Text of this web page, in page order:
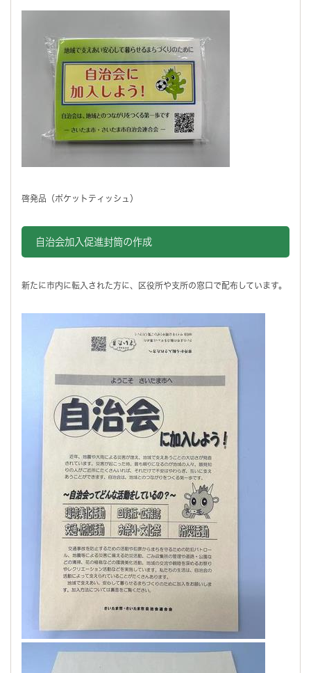
啓発品（ポケットティッシュ）
自治会加入促進封筒の作成
新たに市内に転入された方に、区役所や支所の窓口で配布しています。